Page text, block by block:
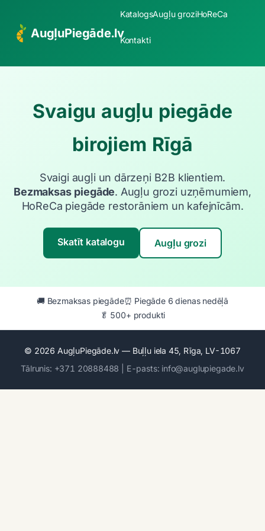
AugļuPiegāde.lv
KatalogsAugļu groziHoReCa
Kontakti
Svaigu augļu piegāde
birojiem Rīgā
Svaigi augļi un dārzeņi B2B klientiem.
Bezmaksas piegāde. Augļu grozi uzņēmumiem,
HoReCa piegāde restorāniem un kafejnīcām.
Skatīt katalogu Augļu grozi
🚚 Bezmaksas piegāde⏰ Piegāde 6 dienas nedēļā
🥬 500+ produkti
© 2026 AugļuPiegāde.lv — Buļļu iela 45, Rīga, LV-1067
Tālrunis: +371 20888488 | E-pasts: info@auglupiegade.lv